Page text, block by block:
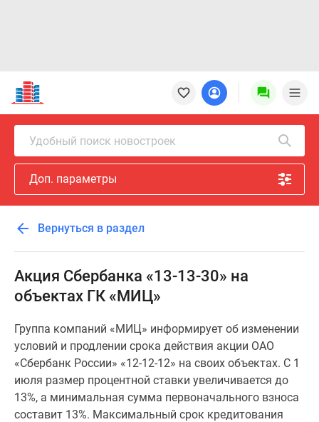
Новостройки
Квартиры
Ипотека
Новостройки
Москвы
Новостройки
Подмосковья
Новостройки
Москвы
Готовые
новостройки
Новостройки
Специальные
предложения
Коммерческие
помещения
Продавцы
Удобный поиск новостроек
Доп. параметры
Вернуться в раздел
Акция Сбербанка «13-13-30» на
объектах ГК «МИЦ»
Группа компаний «МИЦ» информирует об изменении
условий и продлении срока действия акции ОАО
«Сбербанк России» «12-12-12» на своих объектах. С 1
июля размер процентной ставки увеличивается до
13%, а минимальная сумма первоначального взноса
составит 13%. Максимальный срок кредитования